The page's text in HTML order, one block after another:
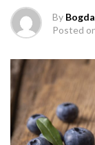
By
Posted